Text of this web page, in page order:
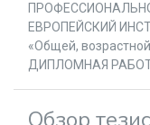
ЕВРОПЕЙСКИЙ
«Общей,
ДИПЛОМНАЯ